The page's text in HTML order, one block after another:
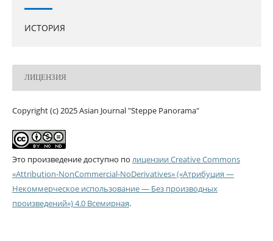
ИСТОРИЯ
ЛИЦЕНЗИЯ
Copyright (c) 2025 Asian Journal "Steppe Panorama"
Это произведение доступно по лицензии Creative Commons
«Attribution-NonCommercial-NoDerivatives» («Атрибуция —
Некоммерческое использование — Без производных
произведений») 4.0 Всемирная.